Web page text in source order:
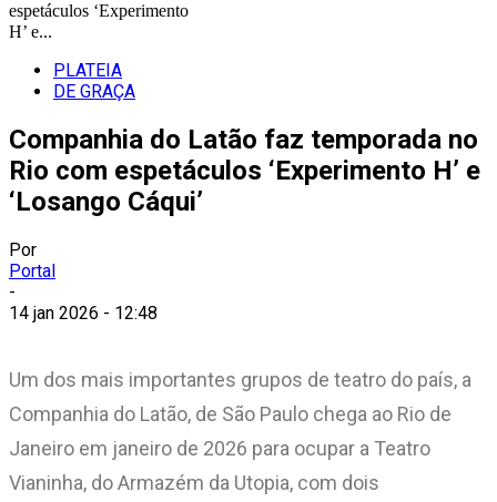
espetáculos ‘Experimento
H’ e...
PLATEIA
DE GRAÇA
Companhia do Latão faz temporada no
Rio com espetáculos ‘Experimento H’ e
‘Losango Cáqui’
Por
Portal
-
14 jan 2026 - 12:48
Um dos mais importantes grupos de teatro do país, a
Companhia do Latão, de São Paulo chega ao Rio de
Janeiro em janeiro de 2026 para ocupar a Teatro
Vianinha, do Armazém da Utopia, com dois